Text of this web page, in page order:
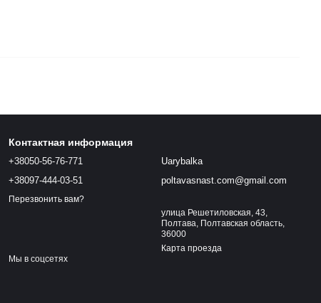
Контактная информация
+38050-56-76-771
+38097-444-03-51
Перезвонить вам?
Uarybalka
poltavasnast.com@gmail.com
улица Решетиловская, 43,
Полтава, Полтавская область,
36000
Карта проезда
Мы в соцсетях